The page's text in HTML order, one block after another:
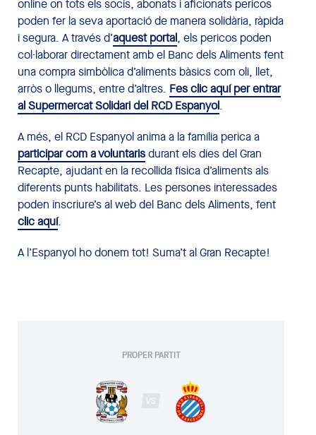
online on tots els socis, abonats i aficionats pericos
poden fer la seva aportació de manera solidària, ràpida
i segura. A través d’aquest portal, els pericos poden
col·laborar directament amb el Banc dels Aliments fent
una compra simbòlica d’aliments bàsics com oli, llet,
arròs o llegums, entre d’altres. Fes clic aquí per entrar
al Supermercat Solidari del RCD Espanyol.
A més, el RCD Espanyol anima a la família perica a
participar com avoluntarisdurant els dies del Gran
Recapte, ajudant en la recollida física d’aliments als
diferents punts habilitats. Les persones interessades
poden inscriure’s al web del Banc dels Aliments, fent
clic aquí.
A l’Espanyol ho donem tot! Suma’t al Gran Recapte!
PROPER PARTIT
VS